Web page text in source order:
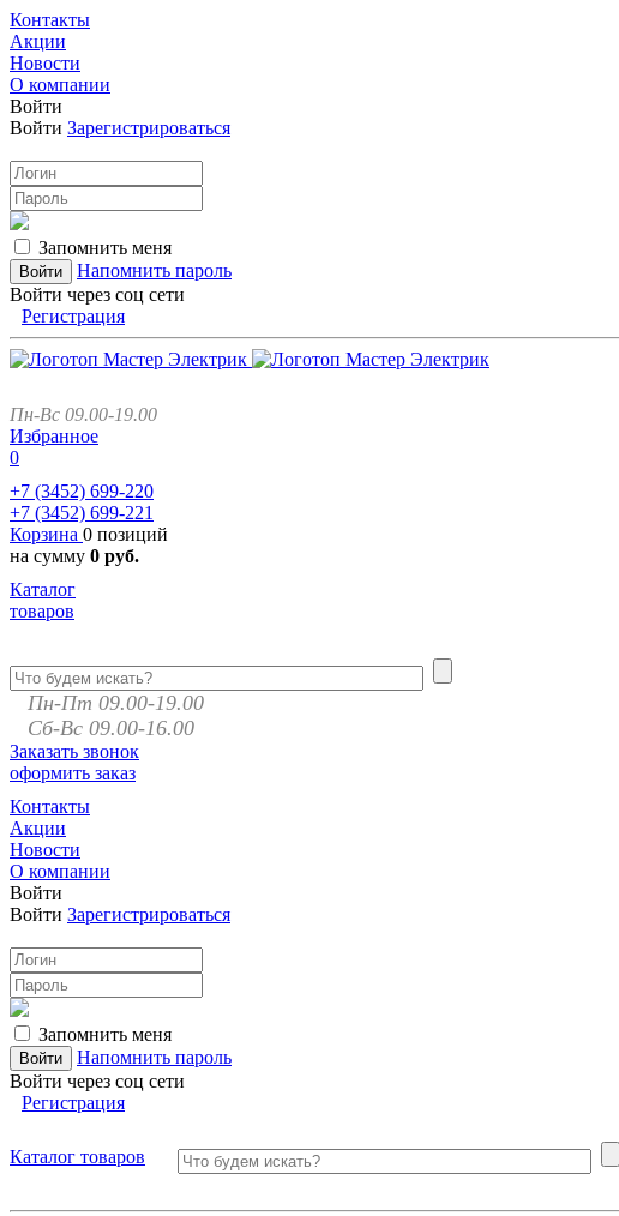
Контакты
Акции
Новости
О компании
Войти
Войти Зарегистрироваться
Запомнить меня
Напомнить пароль
Войти через соц сети
Регистрация
Пн-Вс 09.00-19.00
Избранное
0
+7 (3452) 699-220
+7 (3452) 699-221
Корзина 0 позиций
на сумму 0 руб.
Каталог
товаров
Пн-Пт 09.00-19.00
Сб-Вс 09.00-16.00
Заказать звонок
оформить заказ
Контакты
Акции
Новости
О компании
Войти
Войти Зарегистрироваться
Запомнить меня
Напомнить пароль
Войти через соц сети
Регистрация
Каталог товаров